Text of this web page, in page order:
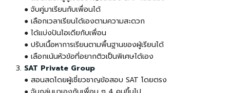
● จับคู่มาเรียนกับเพื่อนได้
● เลือกเวลาเรียนได้เองตามความสะดวก
● ได้แบ่งปันไอเดียกับเพื่อน
● ปรับเนื้อหาการเรียนตามพื้นฐานของผู้เรียนได้
● เลือกเน้นหัวข้อที่อยากติวเป็นพิเศษได้เอง
SAT Private Group
● สอนสดโดยผู้เชี่ยวชาญข้อสอบ SAT โดยตรง